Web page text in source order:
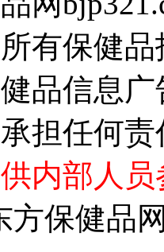
有保健
品信息
担任何
内部人
保健品